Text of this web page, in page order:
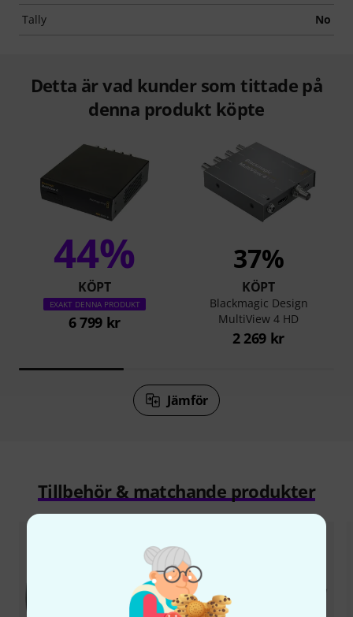
Tally No
Detta är vad kunder som tittade på
denna produkt köpte
44%
KÖPT
EXAKT DENNA PRODUKT
6 799 kr
37%
KÖPT
Blackmagic Design
MultiView 4 HD
2 269 kr
Jämför
Tillbehör & matchande produkter